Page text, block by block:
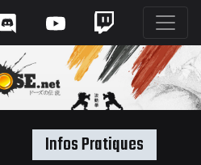
Infos Pratiques